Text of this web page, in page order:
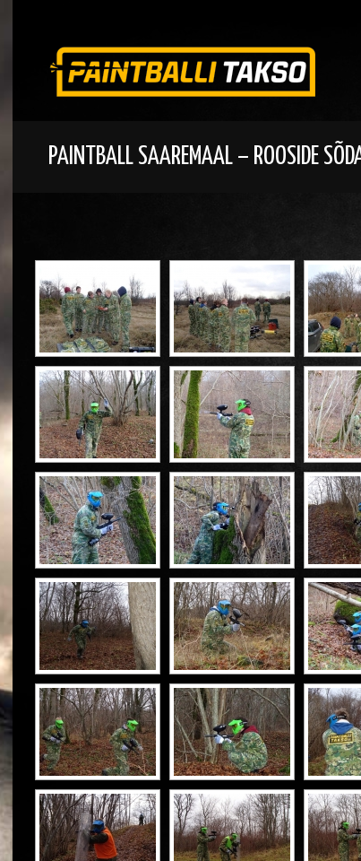
PAINTBALL SAAREMAAL – ROOSIDE